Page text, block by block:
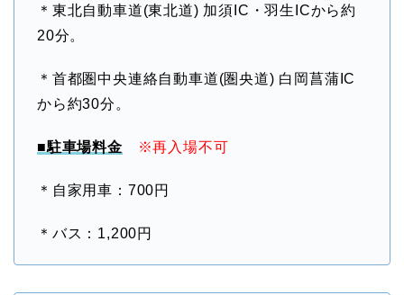
＊東北自動車道(東北道) 加須IC・羽生ICから約
20分。
＊首都圏中央連絡自動車道(圏央道) 白岡菖蒲IC
から約30分。
■駐車場料金 ※再入場不可
＊自家用車：700円
＊バス：1,200円